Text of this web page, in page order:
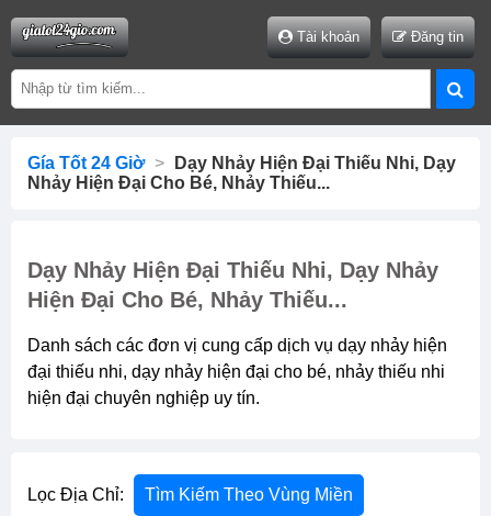
Tài khoản Đăng tin
Gía Tốt 24 Giờ >
Dạy Nhảy Hiện Đại Thiếu Nhi, Dạy
Nhảy Hiện Đại Cho Bé, Nhảy Thiếu...
Dạy Nhảy Hiện Đại Thiếu Nhi, Dạy Nhảy
Hiện Đại Cho Bé, Nhảy Thiếu...
Danh sách các đơn vị cung cấp dịch vụ dạy nhảy hiện
đại thiếu nhi, dạy nhảy hiện đại cho bé, nhảy thiếu nhi
hiện đại chuyên nghiệp uy tín.
Lọc Địa Chỉ: Tìm Kiếm Theo Vùng Miền